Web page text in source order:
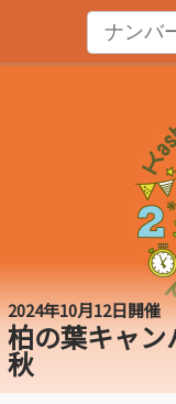
2024年10月12日開催
柏の葉キャン
秋